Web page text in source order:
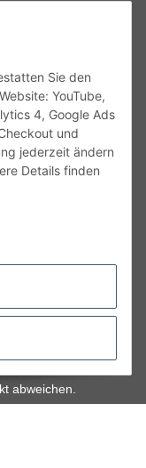
Sie den
YouTube,
4, Google Ads
und
jederzeit ändern
Details finden
und fehlerhafte
oder spezielle
abweichen.